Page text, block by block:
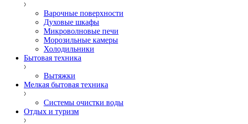
Варочные поверхности
Духовые шкафы
Микроволновые печи
Морозильные камеры
Холодильники
Бытовая техника
Вытяжки
Мелкая бытовая техника
Системы очистки воды
Отдых и туризм